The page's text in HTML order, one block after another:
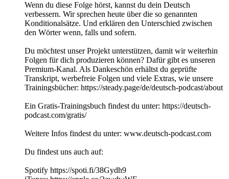
Wenn du diese Folge hörst, kannst du dein Deutsch
verbessern. Wir sprechen heute über die so genannten
Konditionalsätze. Und erklären den Unterschied zwischen
den Wörter wenn, falls und sofern.
Du möchtest unser Projekt unterstützen, damit wir weiterhin
Folgen für dich produzieren können? Dafür gibt es unseren
Premium-Kanal. Als Dankeschön erhältst du geprüfte
Transkript, werbefreie Folgen und viele Extras, wie unsere
Trainingsbücher: https://steady.page/de/deutsch-podcast/about
Ein Gratis-Trainingsbuch findest du unter: https://deutsch-
podcast.com/gratis/
Weitere Infos findest du unter: www.deutsch-podcast.com
Du findest uns auch auf:
Spotify https://spoti.fi/38Gydh9